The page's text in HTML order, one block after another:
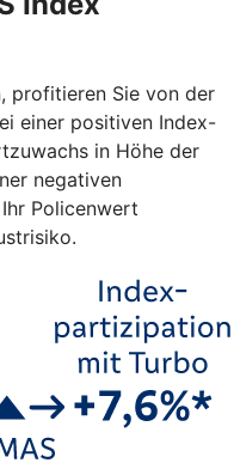
profitieren Sie von der
einer positiven Index-
in Höhe der
negativen
Policenwert